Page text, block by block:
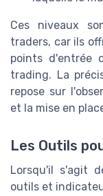
Ces niveaux
traders, car ils
points d'entrée
trading. La
repose sur
et la mise en
Les Outils
Lorsqu'il s'agit
outils et